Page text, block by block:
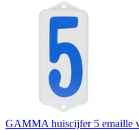
GAMMA huiscijfer 5 emaille